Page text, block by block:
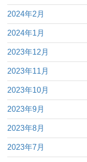
2024年2月
2024年1月
2023年12月
2023年11月
2023年10月
2023年9月
2023年8月
2023年7月